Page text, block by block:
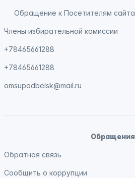
Обращение к Посетителям сайта
Члены избирательной комиссии
+78465661288
+78465661288
omsupodbelsk@mail.ru
Обращения
Обратная связь
Сообщить о коррупции